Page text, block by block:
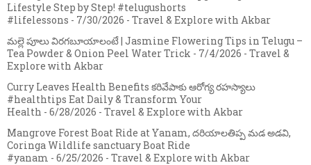
Lifestyle Step by Step! #telugushorts
#lifelessons - 7/30/2026 - Travel & Explore with Akbar
మల్లె పూలు విరగబూయాలంటే | Jasmine Flowering Tips in Telugu –
Tea Powder & Onion Peel Water Trick - 7/4/2026 - Travel &
Explore with Akbar
Curry Leaves Health Benefits కరివేపాకు ఆరోగ్య రహస్యాలు
#healthtips Eat Daily & Transform Your
Health - 6/28/2026 - Travel & Explore with Akbar
Mangrove Forest Boat Ride at Yanam, దరియాలతిప్ప మడ అడవి,
Coringa Wildlife sanctuary Boat Ride
#yanam - 6/25/2026 - Travel & Explore with Akbar